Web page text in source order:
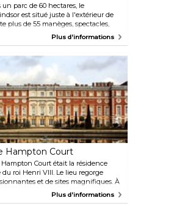
parc de 60 hectares, le
est situé juste à l'extérieur de
plus de 55 manèges, spectacles,
tous destinés aux enfants de
Ce parc à thème est un endroit
d'un sous-marin Lego, admirez le
de Londres en miniature,
des manèges aquatiques et mettez
à l'épreuve à The Driving School.
Plus d'informations
Hampton Court
Hampton Court était la résidence
du roi Henri VIII. Le lieu regorge
et de sites magnifiques. À
vous pourrez visiter le Grand
la compagnie de William
Plus d'informations